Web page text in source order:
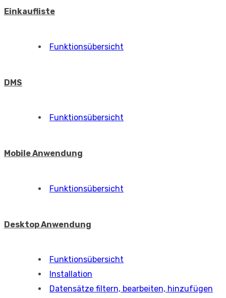
Einkaufliste
Funktionsübersicht
DMS
Funktionsübersicht
Mobile Anwendung
Funktionsübersicht
Desktop Anwendung
Funktionsübersicht
Installation
Datensätze filtern, bearbeiten, hinzufügen